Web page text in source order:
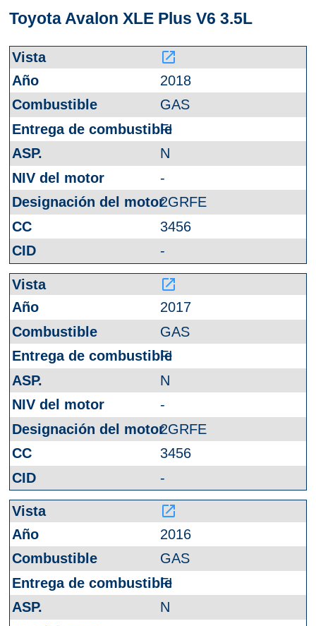
Toyota Avalon XLE Plus V6 3.5L
launch
2018
GAS
FI
N
-
2GRFE
3456
-
launch
2017
GAS
FI
N
-
2GRFE
3456
-
launch
2016
GAS
FI
N